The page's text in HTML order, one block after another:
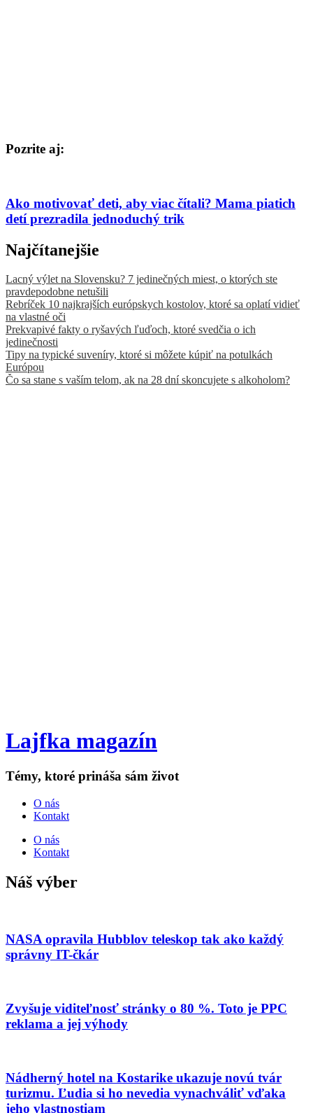
Pozrite aj:
Ako motivovať deti, aby viac čítali? Mama piatich
detí prezradila jednoduchý trik
Najčítanejšie
Lacný výlet na Slovensku? 7 jedinečných miest, o ktorých ste
pravdepodobne netušili
Rebríček 10 najkrajších európskych kostolov, ktoré sa oplatí vidieť
na vlastné oči
Prekvapivé fakty o ryšavých ľuďoch, ktoré svedčia o ich
jedinečnosti
Tipy na typické suveníry, ktoré si môžete kúpiť na potulkách
Európou
Čo sa stane s vaším telom, ak na 28 dní skoncujete s alkoholom?
Lajfka magazín
Témy, ktoré prináša sám život
O nás
Kontakt
O nás
Kontakt
Náš výber
NASA opravila Hubblov teleskop tak ako každý
správny IT-čkár
Zvyšuje viditeľnosť stránky o 80 %. Toto je PPC
reklama a jej výhody
Nádherný hotel na Kostarike ukazuje novú tvár
turizmu. Ľudia si ho nevedia vynachváliť vďaka
jeho vlastnostiam